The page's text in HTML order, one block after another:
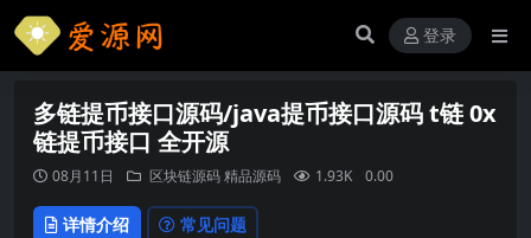
登录
多链提币接口源码/java提币接口源码 t链 0x
链提币接口 全开源
08月11日 区块链源码精品源码 1.93K 0.00
详情介绍 常见问题